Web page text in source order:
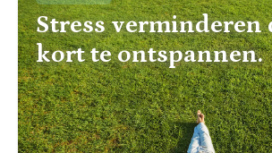
Stress verminderen
kort te ontspannen.